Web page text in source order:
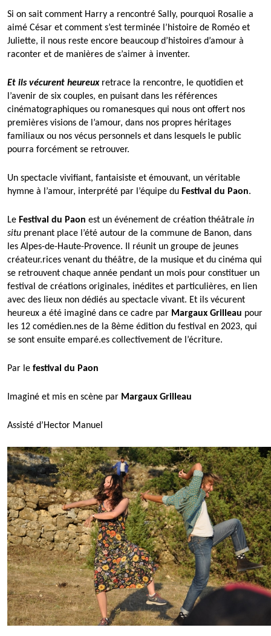
Si on sait comment Harry a rencontré Sally, pourquoi Rosalie a
aimé César et comment s’est terminée l’histoire de Roméo et
Juliette, il nous reste encore beaucoup d’histoires d’amour à
raconter et de manières de s’aimer à inventer.
Et ils vécurent heureuxretrace la rencontre, le quotidien et
l’avenir de six couples, en puisant dans les références
cinématographiques ou romanesques qui nous ont offert nos
premières visions de l’amour, dans nos propres héritages
familiaux ou nos vécus personnels et dans lesquels le public
pourra forcément se retrouver.
Un spectacle vivifiant, fantaisiste et émouvant, un véritable
hymne à l’amour, interprété par l’équipe du Festival du Paon.
Le Festival du Paon est un événement de création théâtrale in
situ prenant place l’été autour de la commune de Banon, dans
les Alpes-de-Haute-Provence. Il réunit un groupe de jeunes
créateur.rices venant du théâtre, de la musique et du cinéma qui
se retrouvent chaque année pendant un mois pour constituer un
festival de créations originales, inédites et particulières, en lien
avec des lieux non dédiés au spectacle vivant. Et ils vécurent
heureux a été imaginé dans ce cadre par Margaux Grilleau pour
les 12 comédien.nes de la 8ème édition du festival en 2023, qui
se sont ensuite emparé.es collectivement de l’écriture.
Par le festival du Paon
Imaginé et mis en scène par Margaux Grilleau
Assisté d’Hector Manuel